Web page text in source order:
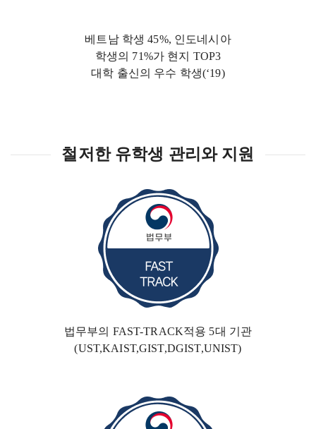
베트남 학생 45%, 인도네시아
학생의 71%가 현지 TOP3
대학 출신의 우수 학생(‘19)
철저한 유학생 관리와 지원
법무부의 FAST-TRACK적용 5대 기관
(UST,KAIST,GIST,DGIST,UNIST)